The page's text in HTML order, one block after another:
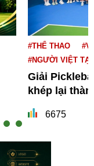
#THỂ THAO
#NGƯỜI VIỆT TẠI
Giải
khép lại
6675